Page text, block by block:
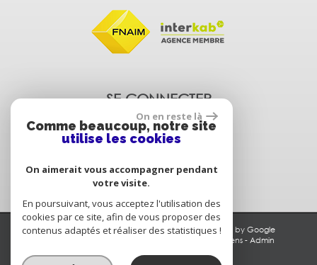
SE CONNECTER
© 2026 | Tous droits réservés | Traduction powered by Google
Liens- Admin
On en reste là
Comme beaucoup, notre site
utilise les cookies
On aimerait vous accompagner pendant
votre visite.
En poursuivant, vous acceptez l'utilisation des
cookies par ce site, afin de vous proposer des
contenus adaptés et réaliser des statistiques !